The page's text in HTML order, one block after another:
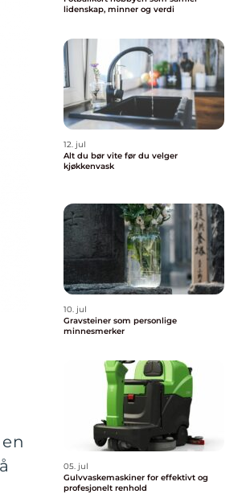
lidenskap, minner og verdi
12. jul
Alt du bør vite før du velger
kjøkkenvask
10. jul
Gravsteiner som personlige
minnesmerker
05. jul
Gulvvaskemaskiner for effektivt og
profesjonelt renhold